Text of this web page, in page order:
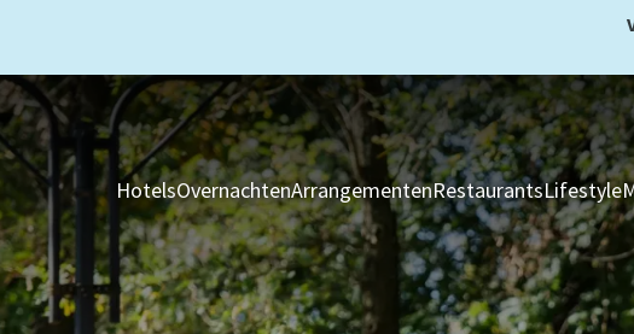
HotelsOvernachtenArrangementenRestaurantsLifestyle